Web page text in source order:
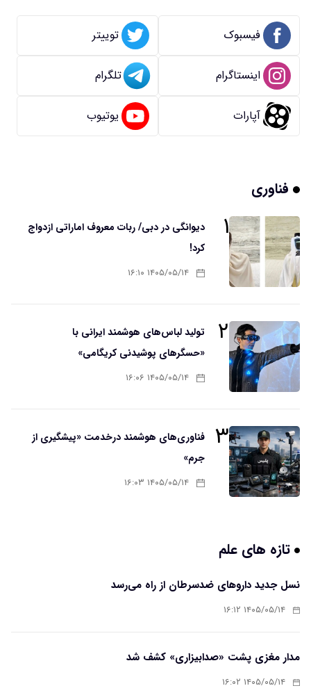
فیسبوک توییتر
اینستاگرام تلگرام
آپارات یوتیوب
فناوری
۱
دیوانگی در دبی/ ربات معروف اماراتی ازدواج
کرد!
۱۴۰۵/۰۵/۱۴ ۱۶:۱۰
۲
تولید لباس‌های هوشمند ایرانی با
«حسگرهای پوشیدنی کریگامی»
۱۴۰۵/۰۵/۱۴ ۱۶:۰۶
۳
فناوری‌های هوشمند درخدمت «پیشگیری از
جرم»
۱۴۰۵/۰۵/۱۴ ۱۶:۰۳
تازه های علم
نسل جدید داروهای ضدسرطان از راه می‌رسد
۱۴۰۵/۰۵/۱۴ ۱۶:۱۲
مدار مغزی پشت «صدابیزاری» کشف شد
۱۴۰۵/۰۵/۱۴ ۱۶:۰۲